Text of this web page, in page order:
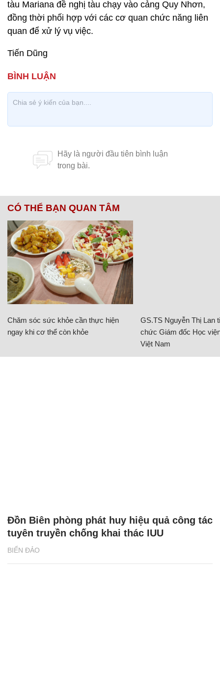
tàu Mariana đề nghị tàu chạy vào cảng Quy Nhơn,
đồng thời phối hợp với các cơ quan chức năng liên
quan để xử lý vụ việc.
Tiến Dũng
CÓ THỂ BẠN QUAN TÂM
Chăm sóc sức khỏe cần thực hiện
ngay khi cơ thể còn khỏe
GS.TS Nguyễn Thị Lan
chức Giám đốc Học
Việt Nam
BIỂN ĐẢO
Đồn Biên phòng phát huy hiệu quả công tác
tuyên truyền chống khai thác IUU